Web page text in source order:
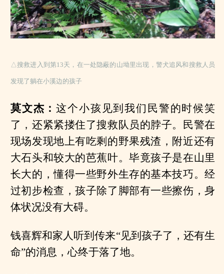
△搜救进入到第13天，在一处隐蔽的山坳里出现，警犬追风和搜救人员
发现了躺在小溪边的孩子
莫文杰：这个小孩见到我们民警的时候笑
了，还紧紧搂住了搜救队员的脖子。民警在
现场发现地上有吃剩的野果残渣，附近还有
大石头和较大的芭蕉叶。毕竟孩子是在山里
长大的，懂得一些野外生存的基本技巧。经
过初步检查，孩子除了脚部有一些擦伤，身
体状况没有大碍。
钱喜辉和家人听到传来“见到孩子了，还有生
命”的消息，心终于落了地。